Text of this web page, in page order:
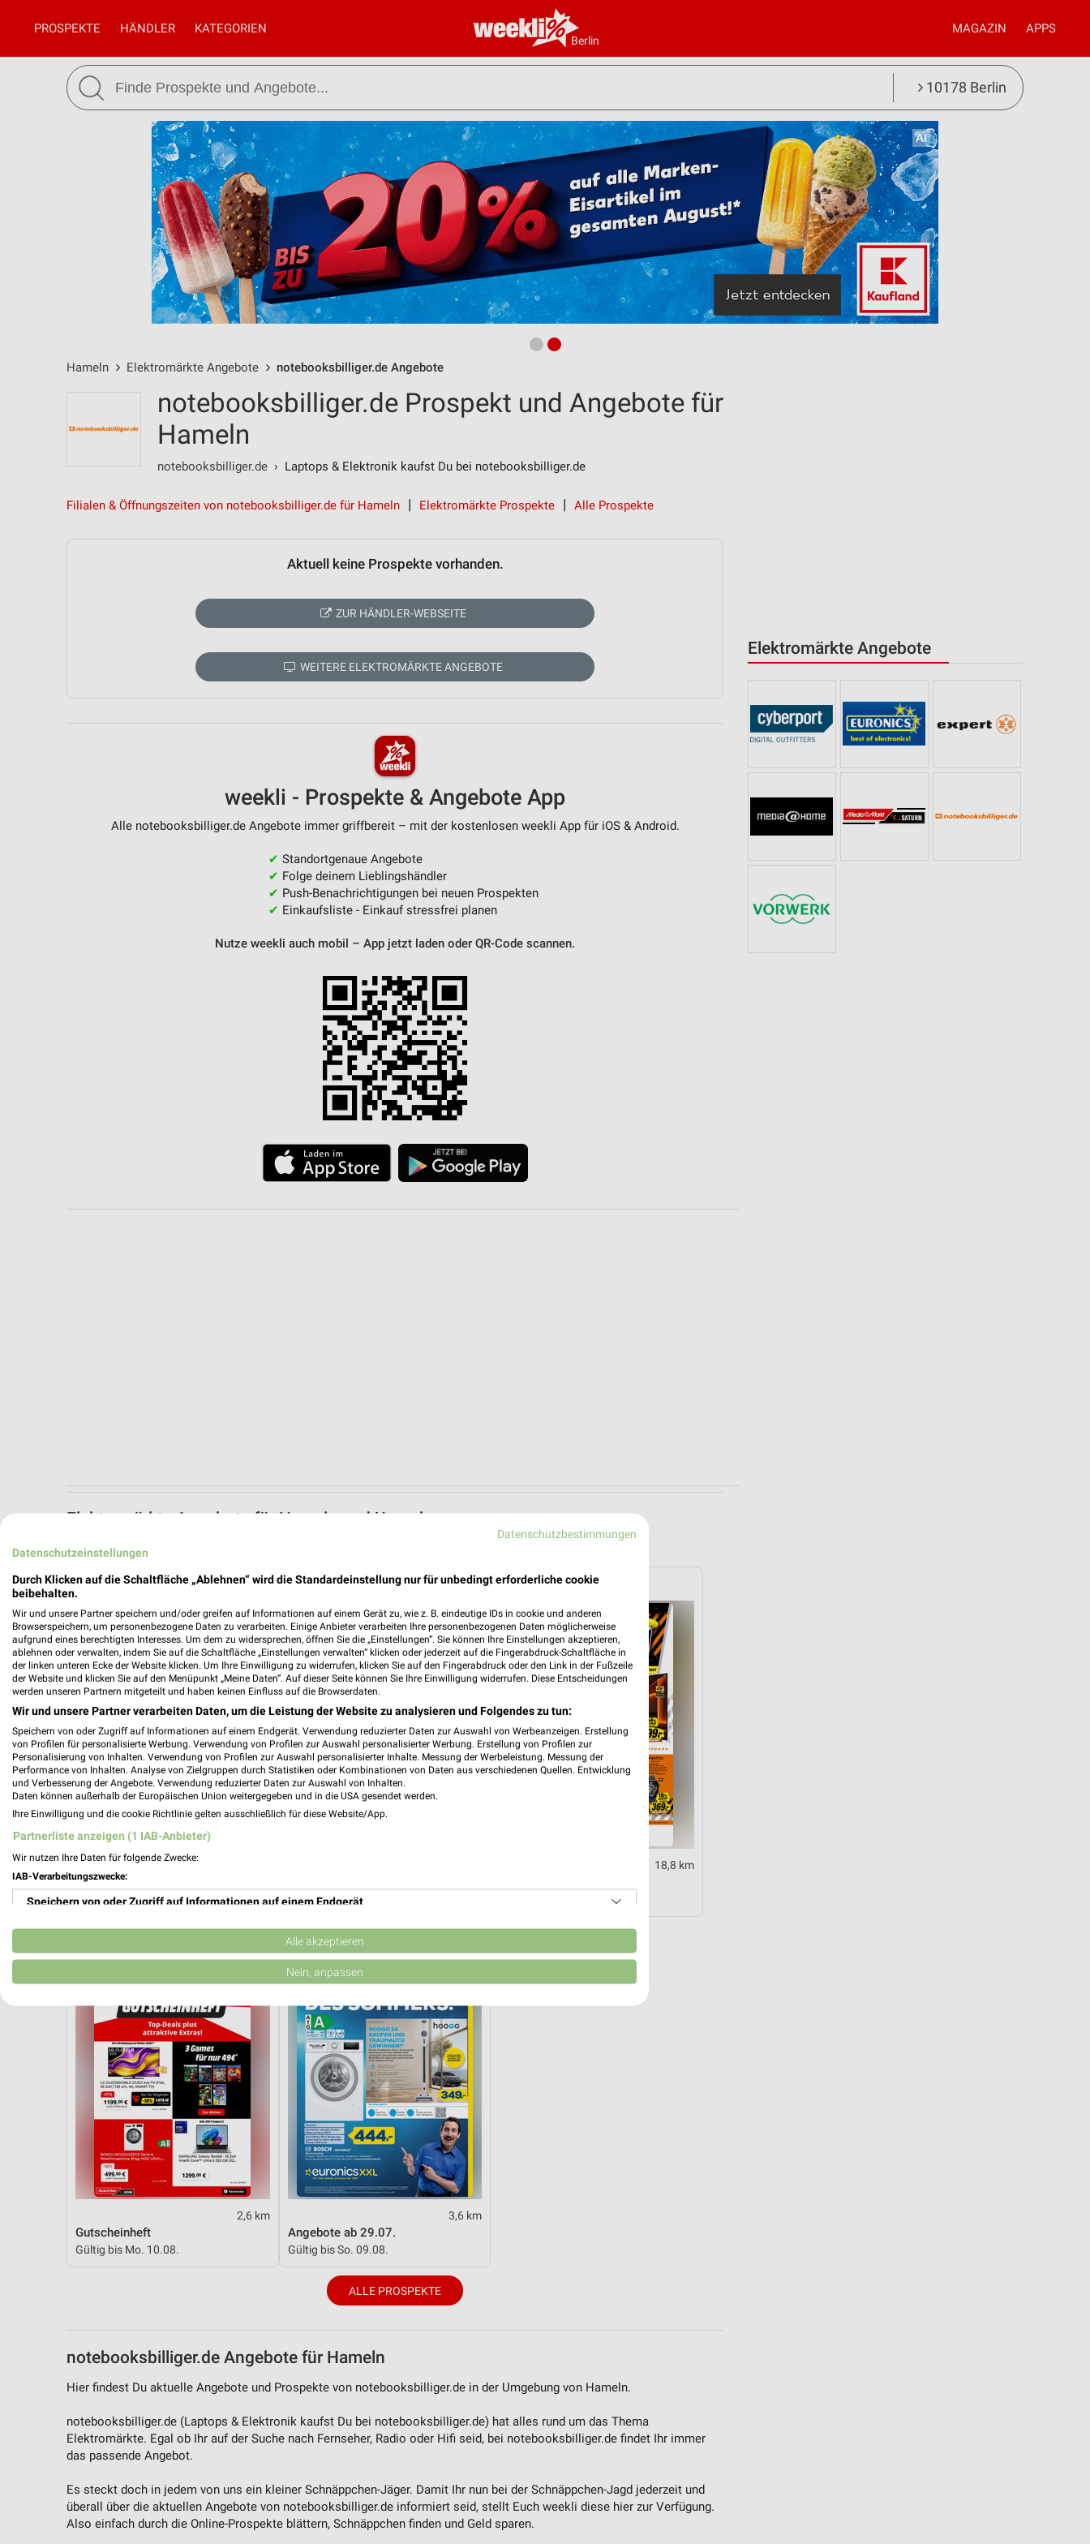
Berlin
PROSPEKTE HÄNDLER KATEGORIEN MAGAZIN APPS
10178 Berlin
Hameln Elektromärkte Angebote notebooksbilliger.de Angebote
Elektromärkte Angebote
notebooksbilliger.de Prospekt und Angebote für
Hameln
notebooksbilliger.de › Laptops & Elektronik kaufst Du bei notebooksbilliger.de
Filialen & Öffnungszeiten von notebooksbilliger.de für Hameln Elektromärkte Prospekte Alle Prospekte
Aktuell keine Prospekte vorhanden.
ZUR HÄNDLER-WEBSEITE
WEITERE ELEKTROMÄRKTE ANGEBOTE
weekli - Prospekte & Angebote App
Alle notebooksbilliger.de Angebote immer griffbereit – mit der kostenlosen weekli App für iOS & Android.
✔ Standortgenaue Angebote
✔ Folge deinem Lieblingshändler
✔ Push-Benachrichtigungen bei neuen Prospekten
✔ Einkaufsliste - Einkauf stressfrei planen
Nutze weekli auch mobil – App jetzt laden oder QR-Code scannen.
Elektromärkte Angebote für Hameln und Umgebung
5 Prospekte
ElectronicPartner
Haushaltselektronik 08/2026
Gültig bis Sa. 15.08.
ElectronicPartner
Gültig bis Sa. 15.08.
expert
18,8 km
2,6 km
Gutscheinheft
Gültig bis Mo. 10.08.
EURONICS
3,6 km
Angebote ab 29.07.
Gültig bis So. 09.08.
ALLE PROSPEKTE
notebooksbilliger.de Angebote für Hameln
Hier findest Du aktuelle Angebote und Prospekte von notebooksbilliger.de in der Umgebung von Hameln.
notebooksbilliger.de (Laptops & Elektronik kaufst Du bei notebooksbilliger.de) hat alles rund um das Thema
Elektromärkte. Egal ob Ihr auf der Suche nach Fernseher, Radio oder Hifi seid, bei notebooksbilliger.de findet Ihr immer
das passende Angebot.
Es steckt doch in jedem von uns ein kleiner Schnäppchen-Jäger. Damit Ihr nun bei der Schnäppchen-Jagd jederzeit und
überall über die aktuellen Angebote von notebooksbilliger.de informiert seid, stellt Euch weekli diese hier zur Verfügung.
Also einfach durch die Online-Prospekte blättern, Schnäppchen finden und Geld sparen.
Datenschutzbestimmungen
Datenschutzeinstellungen
Durch Klicken auf die Schaltfläche „Ablehnen“ wird die Standardeinstellung nur für unbedingt erforderliche cookie
beibehalten.
Wir und unsere Partner speichern und/oder greifen auf Informationen auf einem Gerät zu, wie z. B. eindeutige IDs in cookie und anderen
Browserspeichern, um personenbezogene Daten zu verarbeiten. Einige Anbieter verarbeiten Ihre personenbezogenen Daten möglicherweise
aufgrund eines berechtigten Interesses. Um dem zu widersprechen, öffnen Sie die „Einstellungen“. Sie können Ihre Einstellungen akzeptieren,
ablehnen oder verwalten, indem Sie auf die Schaltfläche „Einstellungen verwalten“ klicken oder jederzeit auf die Fingerabdruck-Schaltfläche in
der linken unteren Ecke der Website klicken. Um Ihre Einwilligung zu widerrufen, klicken Sie auf den Fingerabdruck oder den Link in der Fußzeile
der Website und klicken Sie auf den Menüpunkt „Meine Daten“. Auf dieser Seite können Sie Ihre Einwilligung widerrufen. Diese Entscheidungen
werden unseren Partnern mitgeteilt und haben keinen Einfluss auf die Browserdaten.
Wir und unsere Partner verarbeiten Daten, um die Leistung der Website zu analysieren und Folgendes zu tun:
Speichern von oder Zugriff auf Informationen auf einem Endgerät. Verwendung reduzierter Daten zur Auswahl von Werbeanzeigen. Erstellung
von Profilen für personalisierte Werbung. Verwendung von Profilen zur Auswahl personalisierter Werbung. Erstellung von Profilen zur
Personalisierung von Inhalten. Verwendung von Profilen zur Auswahl personalisierter Inhalte. Messung der Werbeleistung. Messung der
Performance von Inhalten. Analyse von Zielgruppen durch Statistiken oder Kombinationen von Daten aus verschiedenen Quellen. Entwicklung
und Verbesserung der Angebote. Verwendung reduzierter Daten zur Auswahl von Inhalten.
Daten können außerhalb der Europäischen Union weitergegeben und in die USA gesendet werden.
Ihre Einwilligung und die cookie Richtlinie gelten ausschließlich für diese Website/App.
Partnerliste anzeigen (1 IAB-Anbieter)
Wir nutzen Ihre Daten für folgende Zwecke:
IAB-Verarbeitungszwecke:
Speichern von oder Zugriff auf Informationen auf einem Endgerät
Verwendung reduzierter Daten zur Auswahl von Werbeanzeigen
Erstellung von Profilen für personalisierte Werbung
Erstellung von Profilen zur Personalisierung von Inhalten
Verwendung von Profilen zur Auswahl personalisierter Inhalte
Messung der Werbeleistung
Messung der Performance von Inhalten
Analyse von Zielgruppen durch Statistiken oder Kombinationen von Daten aus verschiedenen
Entwicklung und Verbesserung der Angebote
Verwendung reduzierter Daten zur Auswahl von Inhalten
Nicht-IAB-Verarbeitungszwecke:
Notwendig
Performance
Funktional
Werbung
Alle akzeptieren
Nein, anpassen